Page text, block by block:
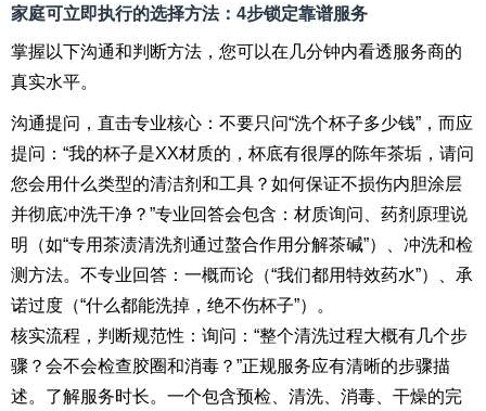
家庭可立即执行的选择方法：4步锁定靠谱服务
掌握以下沟通和判断方法，您可以在几分钟内看透服务商的
真实水平。
沟通提问，直击专业核心：不要只问“洗个杯子多少钱”，而应
提问：“我的杯子是XX材质的，杯底有很厚的陈年茶垢，请问
您会用什么类型的清洁剂和工具？如何保证不损伤内胆涂层
并彻底冲洗干净？”专业回答会包含：材质询问、药剂原理说
明（如“专用茶渍清洗剂通过螯合作用分解茶碱”）、冲洗和检
测方法。不专业回答：一概而论（“我们都用特效药水”）、承
诺过度（“什么都能洗掉，绝不伤杯子”）。
核实流程，判断规范性：询问：“整个清洗过程大概有几个步
骤？会不会检查胶圈和消毒？”正规服务应有清晰的步骤描
述。了解服务时长。一个包含预检、清洗、消毒、干燥的完